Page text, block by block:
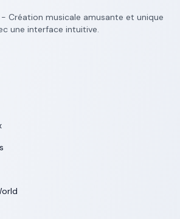
- Création musicale amusante et unique
une interface intuitive.